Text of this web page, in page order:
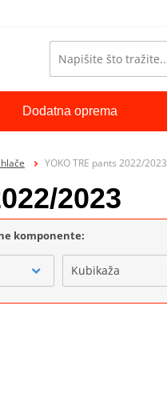
Dodatna oprema
YOKO TRE pants 2022/2023
2023
komponente:
Kubikaža